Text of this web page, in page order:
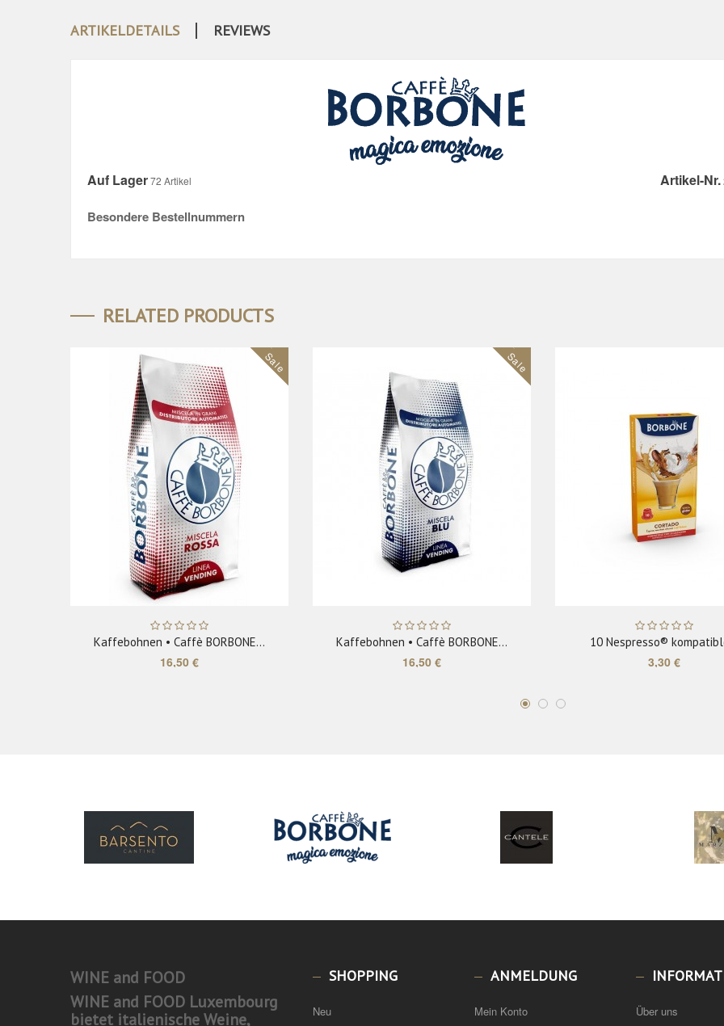
ARTIKELDETAILS REVIEWS
Artikel-Nr.
Auf Lager72 Artikel
Besondere Bestellnummern
RELATED PRODUCTS
Sale
ADD TO CART
Kaffebohnen • Caffè BORBONE...
16,50 €
Sale
ADD TO CART
Kaffebohnen • Caffè BORBONE...
16,50 €
ADD TO CART
10 Nespresso®
3,30 €
WINE and FOOD
WINE and FOOD Luxembourg
bietet italienische Weine,
SHOPPING
Neu
ANMELDUNG
Mein Konto Über uns